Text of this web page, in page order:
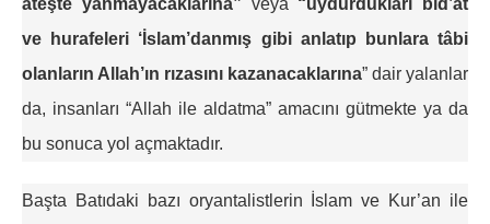
ateşte yanmayacaklarına” veya “uydurdukları bid’at
ve hurafeleri ‘İslam’danmış gibi anlatıp bunlara tâbi
olanların Allah’ın rızasını kazanacaklarına” dair yalanlar
da, insanları “Allah ile aldatma” amacını gütmekte ya da
bu sonuca yol açmaktadır.
Başta Batıdaki bazı oryantalistlerin İslam ve Kur’an ile